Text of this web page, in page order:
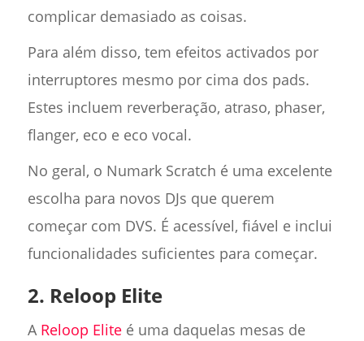
complicar demasiado as coisas.
Para além disso, tem efeitos activados por
interruptores mesmo por cima dos pads.
Estes incluem reverberação, atraso, phaser,
flanger, eco e eco vocal.
No geral, o Numark Scratch é uma excelente
escolha para novos DJs que querem
começar com DVS. É acessível, fiável e inclui
funcionalidades suficientes para começar.
2. Reloop Elite
A Reloop Eliteé uma daquelas mesas de